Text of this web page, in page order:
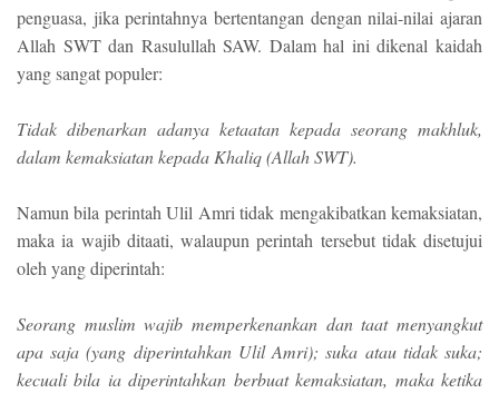
penguasa, jika perintahnya bertentangan dengan nilai-nilai ajaran
Allah SWT dan Rasulullah SAW. Dalam hal ini dikenal kaidah
yang sangat populer:
Tidak dibenarkan adanya ketaatan kepada seorang makhluk,
dalam kemaksiatan kepada Khaliq (Allah SWT).
Namun bila perintah Ulil Amri tidak mengakibatkan kemaksiatan,
maka ia wajib ditaati, walaupun perintah tersebut tidak disetujui
oleh yang diperintah:
Seorang muslim wajib memperkenankan dan taat menyangkut
apa saja (yang diperintahkan Ulil Amri); suka atau tidak suka;
kecuali bila ia diperintahkan berbuat kemaksiatan, maka ketika